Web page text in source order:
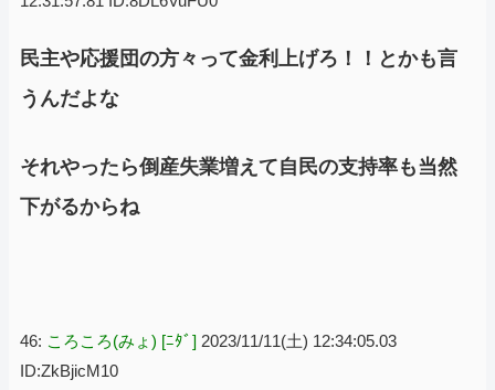
民主や応援団の方々って金利上げろ！！とかも言
うんだよな
それやったら倒産失業増えて自民の支持率も当然
下がるからね
46: ころころ(みょ) [ﾆﾀﾞ] 2023/11/11(土) 12:34:05.03
ID:ZkBjicM10